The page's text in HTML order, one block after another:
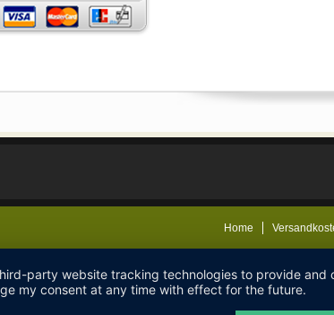
Home
party website tracking technologies to provide
my consent at any time with effect for the future.